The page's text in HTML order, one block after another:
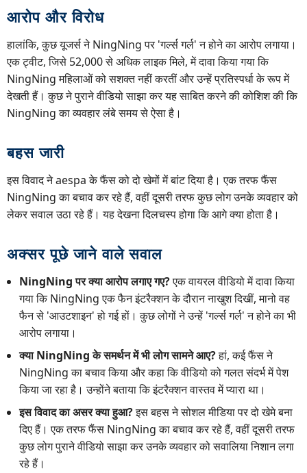
आरोप और विरोध
हालांकि, कुछ यूजर्स ने NingNing पर 'गर्ल्स गर्ल' न होने का आरोप लगाया।
एक ट्वीट, जिसे 52,000 से अधिक लाइक मिले, में दावा किया गया कि
NingNing महिलाओं को सशक्त नहीं करतीं और उन्हें प्रतिस्पर्धा के रूप में
देखती हैं। कुछ ने पुराने वीडियो साझा कर यह साबित करने की कोशिश की कि
NingNing का व्यवहार लंबे समय से ऐसा है।
बहस जारी
इस विवाद ने aespa के फैंस को दो खेमों में बांट दिया है। एक तरफ फैंस
NingNing का बचाव कर रहे हैं, वहीं दूसरी तरफ कुछ लोग उनके व्यवहार को
लेकर सवाल उठा रहे हैं। यह देखना दिलचस्प होगा कि आगे क्या होता है।
अक्सर पूछे जाने वाले सवाल
NingNing पर क्या आरोप लगाए गए?एक वायरल वीडियो में दावा किया
गया कि NingNing एक फैन इंटरैक्शन के दौरान नाखुश दिखीं, मानो वह
फैन से 'आउटशाइन' हो गई हों। कुछ लोगों ने उन्हें 'गर्ल्स गर्ल' न होने का भी
आरोप लगाया।
क्या NingNing के समर्थन में भी लोग सामने आए?हां, कई फैंस ने
NingNing का बचाव किया और कहा कि वीडियो को गलत संदर्भ में पेश
किया जा रहा है। उन्होंने बताया कि इंटरैक्शन वास्तव में प्यारा था।
इस विवाद का असर क्या हुआ?इस बहस ने सोशल मीडिया पर दो खेमे बना
दिए हैं। एक तरफ फैंस NingNing का बचाव कर रहे हैं, वहीं दूसरी तरफ
कुछ लोग पुराने वीडियो साझा कर उनके व्यवहार को सवालिया निशान लगा
रहे हैं।